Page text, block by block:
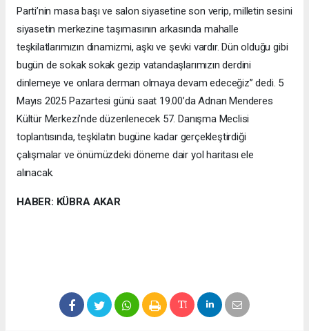
Parti’nin masa başı ve salon siyasetine son verip, milletin sesini
siyasetin merkezine taşımasının arkasında mahalle
teşkilatlarımızın dinamizmi, aşkı ve şevki vardır. Dün olduğu gibi
bugün de sokak sokak gezip vatandaşlarımızın derdini
dinlemeye ve onlara derman olmaya devam edeceğiz” dedi. 5
Mayıs 2025 Pazartesi günü saat 19.00’da Adnan Menderes
Kültür Merkezi’nde düzenlenecek 57. Danışma Meclisi
toplantısında, teşkilatın bugüne kadar gerçekleştirdiği
çalışmalar ve önümüzdeki döneme dair yol haritası ele
alınacak.
HABER: KÜBRA AKAR